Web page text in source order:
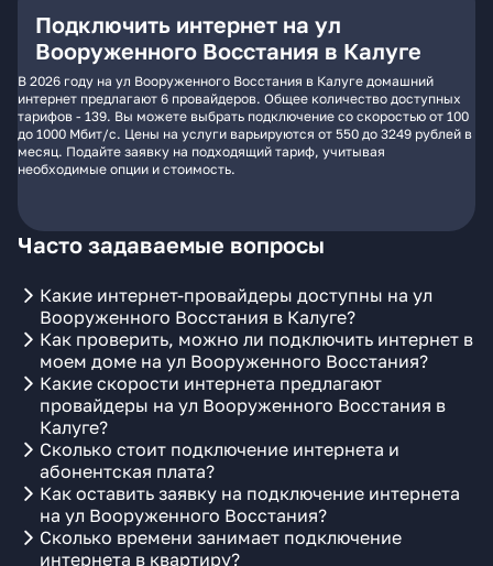
Подключить интернет на ул
Вооруженного Восстания в Калуге
В 2026 году на ул Вооруженного Восстания в Калуге домашний
интернет предлагают 6 провайдеров. Общее количество доступных
тарифов - 139. Вы можете выбрать подключение со скоростью от 100
до 1000 Мбит/с. Цены на услуги варьируются от 550 до 3249 рублей в
месяц. Подайте заявку на подходящий тариф, учитывая
необходимые опции и стоимость.
Часто задаваемые вопросы
Какие интернет-провайдеры доступны на ул
Вооруженного Восстания в Калуге?
Как проверить, можно ли подключить интернет в
моем доме на ул Вооруженного Восстания?
Какие скорости интернета предлагают
провайдеры на ул Вооруженного Восстания в
Калуге?
Сколько стоит подключение интернета и
абонентская плата?
Как оставить заявку на подключение интернета
на ул Вооруженного Восстания?
Сколько времени занимает подключение
интернета в квартиру?